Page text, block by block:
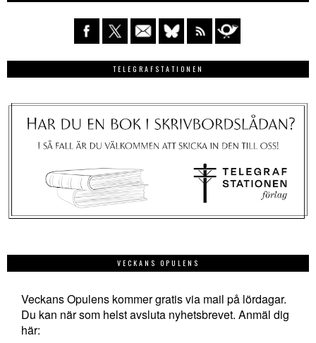
TELEGRAFSTATIONEN
VECKANS OPULENS
Veckans Opulens kommer gratis via mail på lördagar.
Du kan när som helst avsluta nyhetsbrevet. Anmäl dig
här: